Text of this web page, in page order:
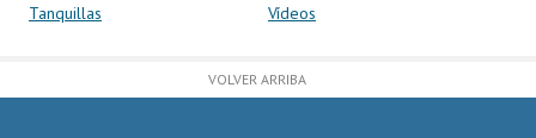
Tanquillas
Vídeos
VOLVER ARRIBA